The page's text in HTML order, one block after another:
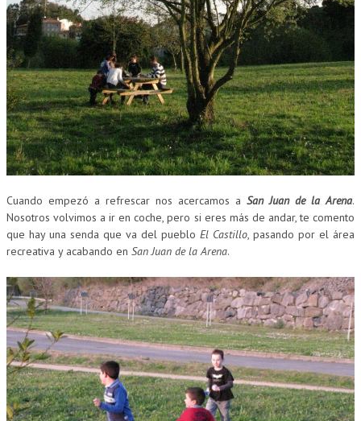
Cuando empezó a refrescar nos acercamos a San Juan de la Arena.
Nosotros volvimos a ir en coche, pero si eres más de andar, te comento
que hay una senda que va del pueblo El Castillo, pasando por el área
recreativa y acabando en San Juan de la Arena.